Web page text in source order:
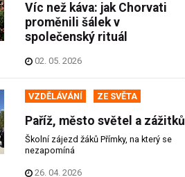
Víc než káva: jak Chorvati
proměnili šálek v
společenský rituál
02. 05. 2026
VZDĚLÁVÁNÍ ZE SVĚTA
Paříž, město světel a zážitků
Školní zájezd žáků Přímky, na který se
nezapomíná
26. 04. 2026